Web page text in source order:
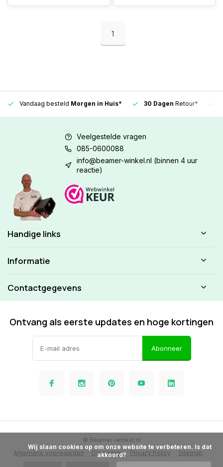
1
Vandaag besteld Morgen in Huis* 30 Dagen Retour*
Veelgestelde vragen
085-0600088
info@beamer-winkel.nl (binnen 4 uur
reactie)
Handige links
Informatie
Contactgegevens
Ontvang als eerste updates en hoge kortingen
Abonneer
Algemene voorwaarden Disclaimer Privacy Policy Sitemap
© Beamer-winkel.nl
akkoord?